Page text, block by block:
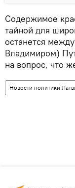
Содержимое
тайной для
останется
Владимиром)
на вопрос, что
Новости политики